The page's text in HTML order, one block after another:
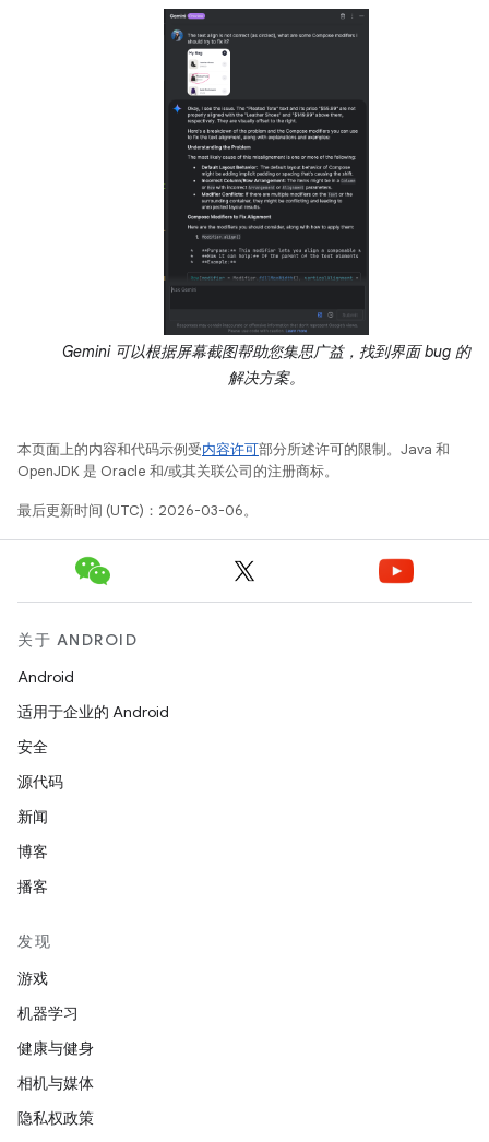
Gemini 可以根据屏幕截图帮助您集思广益，找到界面 bug 的
解决方案。
本页面上的内容和代码示例受内容许可部分所述许可的限制。Java 和
OpenJDK 是 Oracle 和/或其关联公司的注册商标。
最后更新时间 (UTC)：2026-03-06。
关于 ANDROID
Android
适用于企业的 Android
安全
源代码
新闻
博客
播客
发现
游戏
机器学习
健康与健身
相机与媒体
隐私权政策